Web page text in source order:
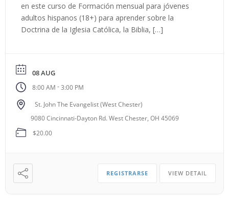
en este curso de Formación mensual para jóvenes
adultos hispanos (18+) para aprender sobre la
Doctrina de la Iglesia Católica, la Biblia, […]
08 AUG
8:00 AM -3:00 PM
St. John The Evangelist (West Chester)
9080 Cincinnati-Dayton Rd. West Chester, OH 45069
$20.00
REGISTRARSE VIEW DETAIL